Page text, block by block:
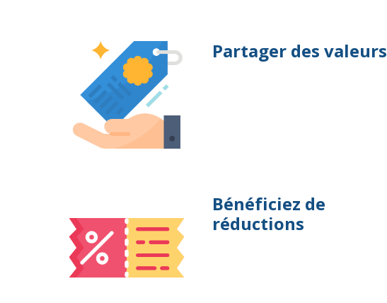
Partager des valeurs
Bénéficiez de
réductions